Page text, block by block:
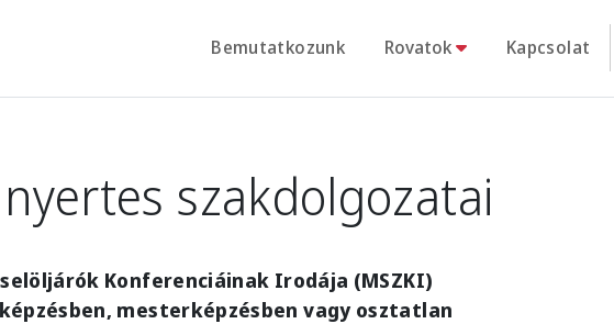
Bemutatkozunk Rovatok Kapcsolat
szakdolgozatai
Konferenciáinak Irodája (MSZKI)
mesterképzésben vagy osztatlan